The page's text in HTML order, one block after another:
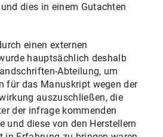
dies in einem Gutachten
einen externen
hauptsächlich deshalb
Abteilung, um
für das Manuskript wegen der
auszuschließen, die
der infrage kommenden
und diese von den Herstellern